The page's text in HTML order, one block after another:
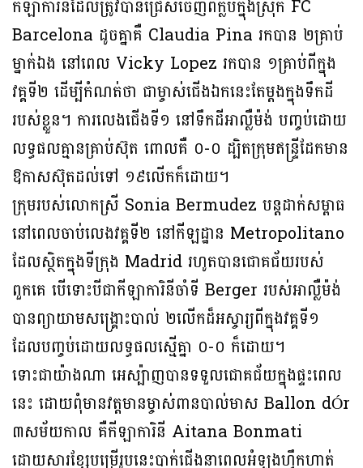
កីឡាការិនីដែលត្រូវបានជ្រើសចេញពីក្លឹបក្នុងស្រុក FC
Barcelona ដូចគ្នាគឺ Claudia Pina រកបាន ២គ្រាប់
ម្នាក់ឯង នៅពេល Vicky Lopez រកបាន ១គ្រាប់ពីក្នុង
វគ្គទី២ ដើម្បីកំណត់ថា ជាម្ចាស់ជើងឯកនេះតែម្តងក្នុងទឹកដី
របស់ខ្លួន។ ការលេងជើងទី១ នៅទឹកដីអាល្លឺម៉ង់ បញ្ចប់ដោយ
លទ្ធផលគ្មានគ្រាប់ស៊ុត ពោលគឺ ០-០ ដ្បិតក្រុមឥន្រ្ទីដែកមាន
ឱកាសស៊ុតដល់ទៅ ១៩លើកក៏ដោយ។
ក្រុមរបស់លោកស្រី Sonia Bermudez បន្តដាក់សម្ពាធ
នៅពេលចាប់លេងវគ្គទី២ នៅកីឡដ្ឋាន Metropolitano
ដែលស្ថិតក្នុងទីក្រុង Madrid រហូតបានជោគជ័យរបស់
ពួកគេ បើទោះបីជាកីឡាការិនីចាំទី Berger របស់អាល្លឺម៉ង់
បានព្យាយាមសង្រ្គោះបាល់ ២លើកដ៏អស្ចារ្យពីក្នុងវគ្គទី១
ដែលបញ្ចប់ដោយលទ្ធផលស្មើគ្នា ០-០ ក៏ដោយ។
ទោះជាយ៉ាងណា អេស្ប៉ាញបានទទួលជោគជ័យក្នុងផ្ទះពេល
នេះ ដោយពុំមានវត្តមានម្ចាស់ពានបាល់មាស Ballon dÓr
៣សម័យកាល គឺកីឡាការិនី Aitana Bonmati
ដោយសារខ្សែបម្រើរូបនេះបាក់ជើងនាពេលអំឡុងហ្វឹកហាត់